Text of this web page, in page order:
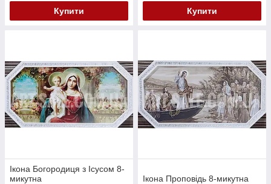
Купити Купити
Ікона Богородиця з Ісусом 8-
микутна
Ікона Проповідь 8-микутна